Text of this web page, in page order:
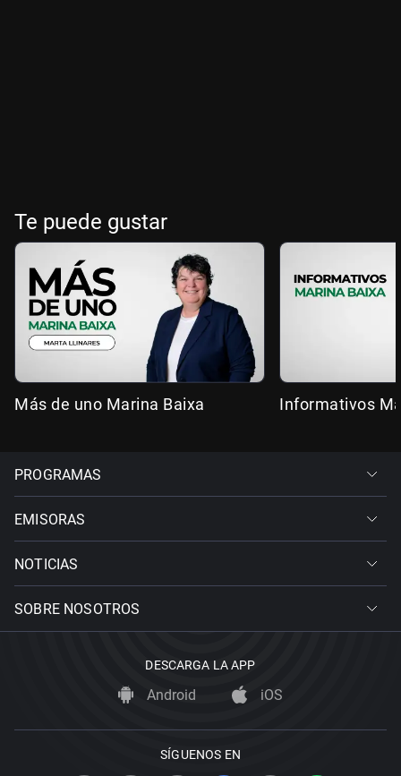
Te puede gustar
Más de uno Marina Baixa Informativos
PROGRAMAS
EMISORAS
NOTICIAS
SOBRE NOSOTROS
DESCARGA LA APP
Android iOS
SÍGUENOS EN